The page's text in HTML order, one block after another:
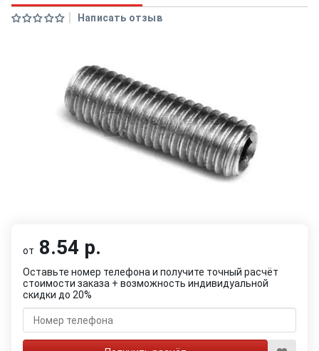
Написать отзыв
от 8.54 р.
Оставьте номер телефона и получите точный расчёт
стоимости заказа + возможность индивидуальной
скидки до 20%